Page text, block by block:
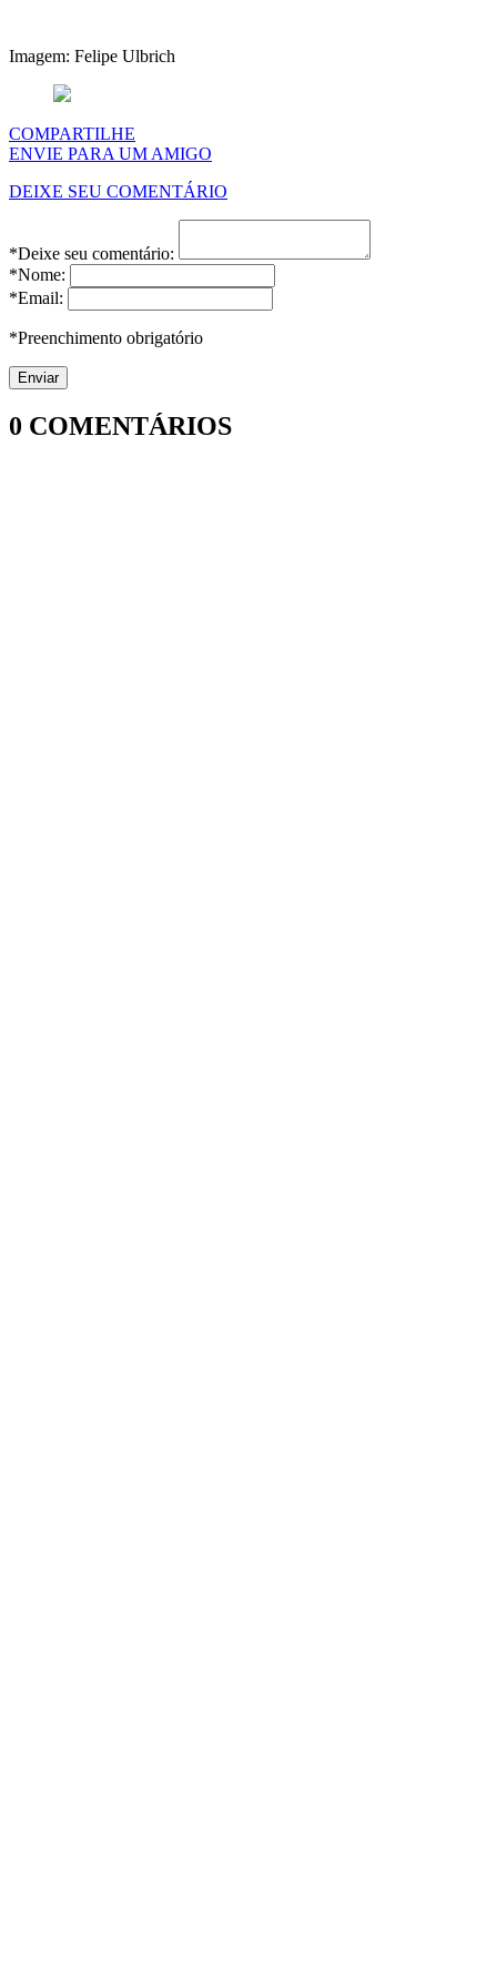
Imagem: Felipe Ulbrich
COMPARTILHE
ENVIE PARA UM AMIGO
DEIXE SEU COMENTÁRIO
*Deixe seu comentário:
*Nome:
*Email:
*Preenchimento obrigatório
0 COMENTÁRIOS